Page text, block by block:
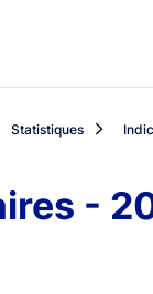
Statistiques
-